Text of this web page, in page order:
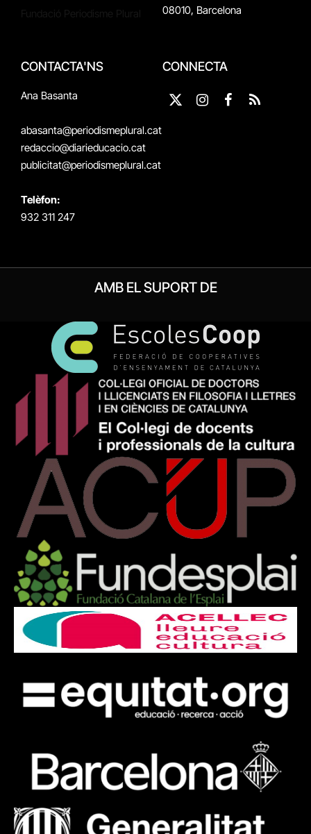
08010, Barcelona
CONTACTA'NS
Ana Basanta
abasanta@periodismeplural.cat
redaccio@diarieducacio.cat
publicitat@periodismeplural.cat
Telèfon:
932 311 247
CONNECTA
X
InstagramFacebook
RSS
AMB EL SUPORT DE